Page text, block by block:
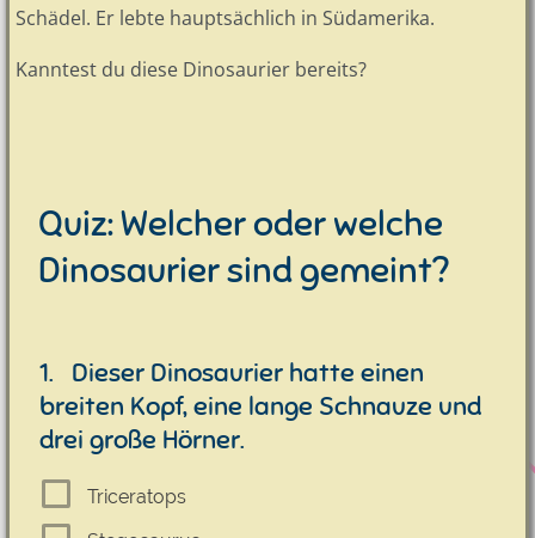
Schädel. Er lebte hauptsächlich in Südamerika.
Kanntest du diese Dinosaurier bereits?
Quiz: Welcher oder welche
Dinosaurier sind gemeint?
1.
Dieser Dinosaurier hatte einen
breiten Kopf, eine lange Schnauze und
drei große Hörner.
Triceratops